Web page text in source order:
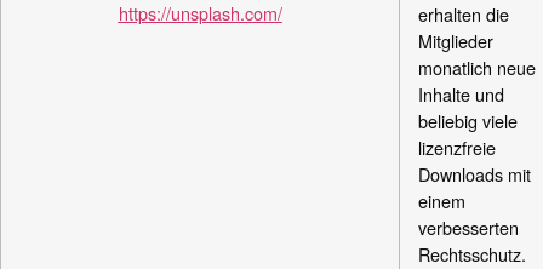
https://unsplash.com/
erhalten die
Mitglieder
monatlich neue
Inhalte und
beliebig viele
lizenzfreie
Downloads mit
einem
verbesserten
Rechtsschutz.